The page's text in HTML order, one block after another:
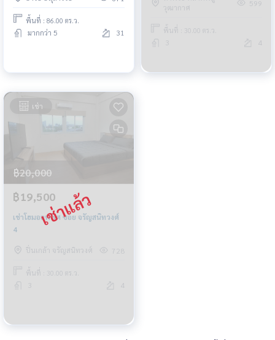
พื้นที่ : 86.00 ตร.ว.
มากกว่า 5 31
วุฒากาศ
599
พื้นที่ : 30.00 ตร.ว.
4
เช่า
฿20,000
฿19,500
เช่าโฮมออฟฟิศ ซอย จรัญสนิทวงศ์
4
ปิ่นเกล้า จรัญสนิทวงศ์ 728
พื้นที่ : 30.00 ตร.ว.
4